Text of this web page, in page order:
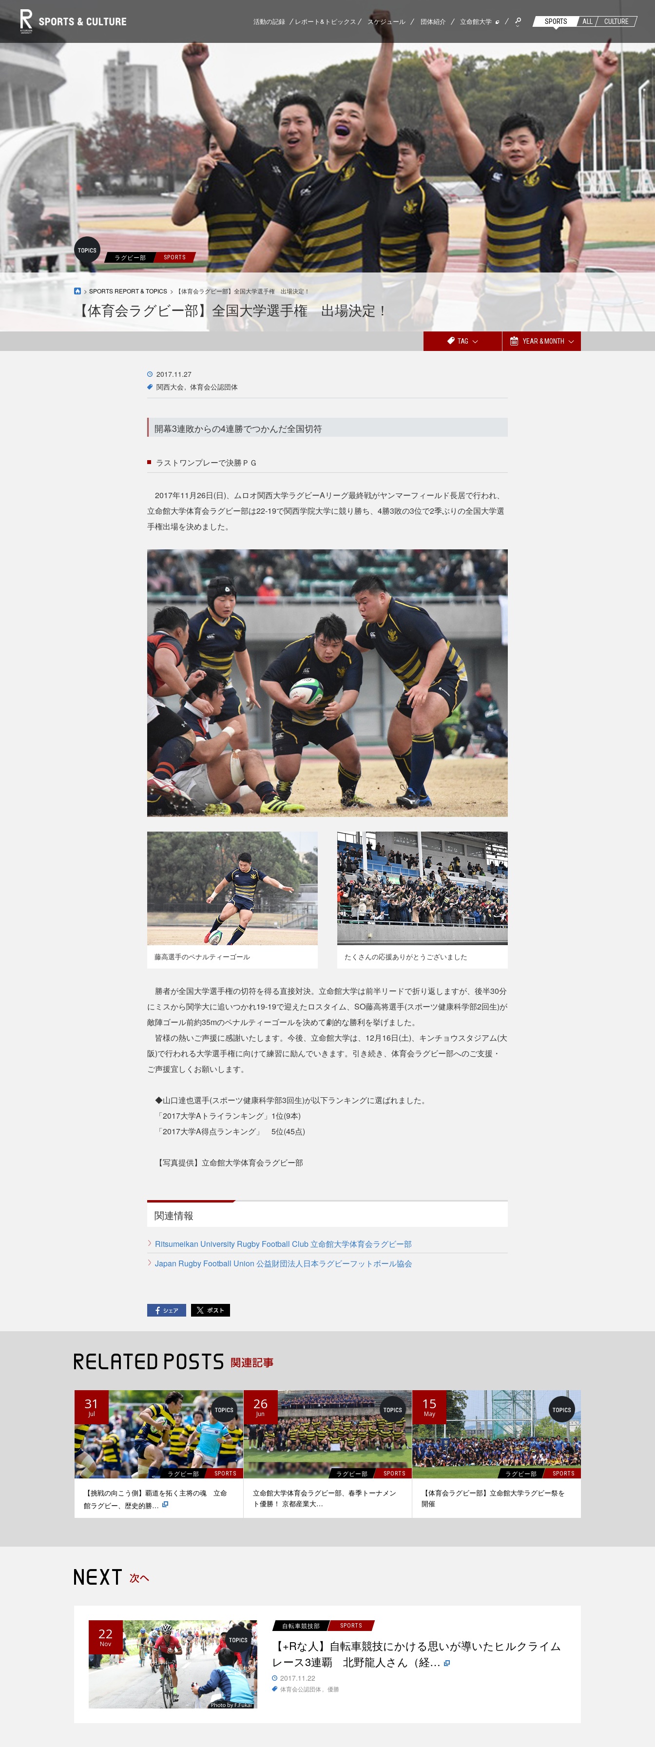
活動の記録 レポート&トピックス スケジュール 団体紹介 立命館大学 SPORTS ALL CULTURE
ラグビー部 SPORTS
SPORTS REPORT & TOPICS 【体育会ラグビー部】全国大学選手権 出場決定！
【体育会ラグビー部】全国大学選手権 出場決定！
TAG YEAR & MONTH
2017.11.27
関西大会
体育会公認団体
開幕3連敗からの4連勝でつかんだ全国切符
ラストワンプレーで決勝ＰＧ
2017年11月26日(日)、ムロオ関西大学ラグビーAリーグ最終戦がヤンマーフィールド長居で行われ、
立命館大学体育会ラグビー部は22-19で関西学院大学に競り勝ち、4勝3敗の3位で2季ぶりの全国大学選
手権出場を決めました。
藤高選手のペナルティーゴール たくさんの応援ありがとうございました
勝者が全国大学選手権の切符を得る直接対決。立命館大学は前半リードで折り返しますが、後半30分
にミスから関学大に追いつかれ19-19で迎えたロスタイム、SO藤高将選手(スポーツ健康科学部2回生)が
敵陣ゴール前約35mのペナルティーゴールを決めて劇的な勝利を挙げました。
皆様の熱いご声援に感謝いたします。今後、立命館大学は、12月16日(土)、キンチョウスタジアム(大
阪)で行われる大学選手権に向けて練習に励んでいきます。引き続き、体育会ラグビー部へのご支援・
ご声援宜しくお願いします。
◆山口達也選手(スポーツ健康科学部3回生)が以下ランキングに選ばれました。
「2017大学Aトライランキング」1位(9本)
「2017大学A得点ランキング」 5位(45点)
【写真提供】立命館大学体育会ラグビー部
関連情報
Ritsumeikan University Rugby Football Club 立命館大学体育会ラグビー部
Japan Rugby Football Union 公益財団法人日本ラグビーフットボール協会
31
Jul
ラグビー部 SPORTS
【挑戦の向こう側】覇道を拓く主将の魂 立命
館ラグビー、歴史的勝…
26
Jun
ラグビー部 SPORTS
立命館大学体育会ラグビー部、春季トーナメン
ト優勝！ 京都産業大…
15
May
ラグビー部 SPORTS
【体育会ラグビー部】立命館大学ラグビー祭を
開催
22
Nov
自転車競技部 SPORTS
【+Rな人】自転車競技にかける思いが導いたヒルクライム
レース3連覇 北野龍人さん（経…
2017.11.22
体育会公認団体 優勝